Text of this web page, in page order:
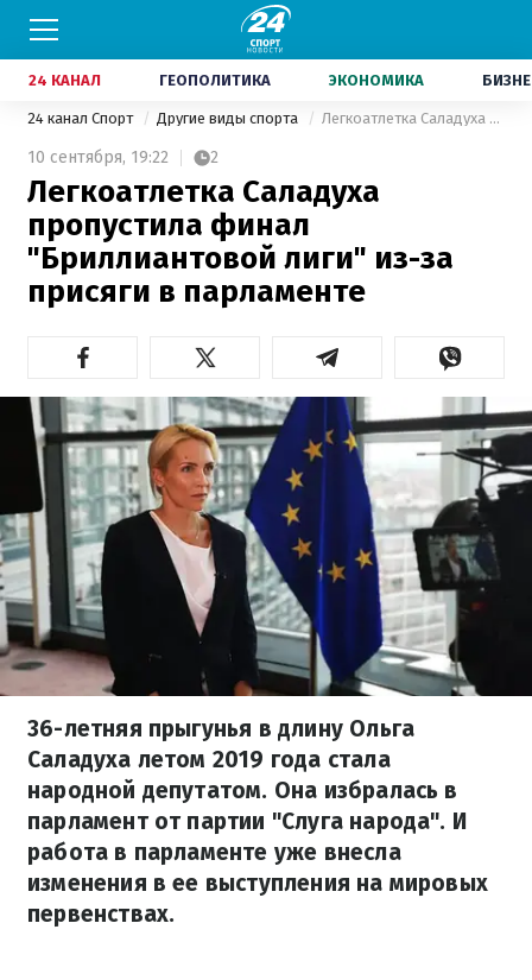
24 КАНАЛ ГЕОПОЛИТИКА ЭКОНОМИКА
24 канал Спорт Другие виды спорта Легкоатлетка Саладуха пропустила финал "Бриллиантовой лиги" из-за присяги в парламенте
10 сентября, 19:22 2
Легкоатлетка Саладуха
пропустила финал
"Бриллиантовой лиги" из-за
присяги в парламенте
36-летняя прыгунья в длину Ольга
Саладуха летом 2019 года стала
народной депутатом. Она избралась в
парламент от партии "Слуга народа". И
работа в парламенте уже внесла
изменения в ее выступления на мировых
первенствах.